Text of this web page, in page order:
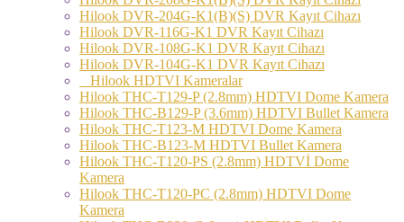
Hilook DVR-204G-K1(B)(S) DVR Kayıt Cihazı
Hilook DVR-116G-K1 DVR Kayıt Cihazı
Hilook DVR-108G-K1 DVR Kayıt Cihazı
Hilook DVR-104G-K1 DVR Kayıt Cihazı
Hilook HDTVI Kameralar
Hilook THC-T129-P (2.8mm) HDTVI Dome Kamera
Hilook THC-B129-P (3.6mm) HDTVI Bullet Kamera
Hilook THC-T123-M HDTVI Dome Kamera
Hilook THC-B123-M HDTVI Bullet Kamera
Hilook THC-T120-PS (2.8mm) HDTVİ Dome
Kamera
Hilook THC-T120-PC (2.8mm) HDTVI Dome
Kamera